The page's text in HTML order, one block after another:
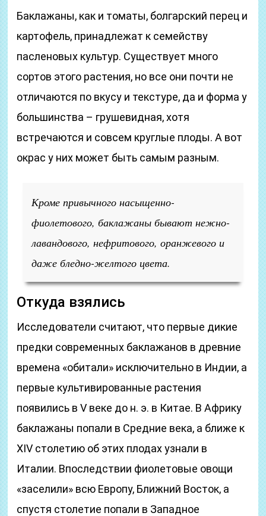
Баклажаны, как и томаты, болгарский перец и
картофель, принадлежат к семейству
пасленовых культур. Существует много
сортов этого растения, но все они почти не
отличаются по вкусу и текстуре, да и форма у
большинства – грушевидная, хотя
встречаются и совсем круглые плоды. А вот
окрас у них может быть самым разным.
Кроме привычного насыщенно-
фиолетового, баклажаны бывают нежно-
лавандового, нефритового, оранжевого и
даже бледно-желтого цвета.
Откуда взялись
Исследователи считают, что первые дикие
предки современных баклажанов в древние
времена «обитали» исключительно в Индии, а
первые культивированные растения
появились в V веке до н. э. в Китае. В Африку
баклажаны попали в Средние века, а ближе к
XIV столетию об этих плодах узнали в
Италии. Впоследствии фиолетовые овощи
«заселили» всю Европу, Ближний Восток, а
спустя столетие попали в Западное